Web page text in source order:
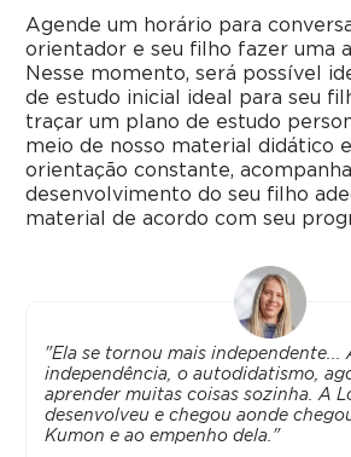
Agende um horário para
orientador e seu filho fazer uma
Nesse momento, será possível
de estudo inicial ideal para seu
traçar um plano de estudo
meio de nosso material didático
orientação constante,
desenvolvimento do seu filho
material de acordo com seu
"Ela se tornou mais independente...
independência, o autodidatismo,
aprender muitas coisas sozinha. A
desenvolveu e chegou aonde
Kumon e ao empenho dela."